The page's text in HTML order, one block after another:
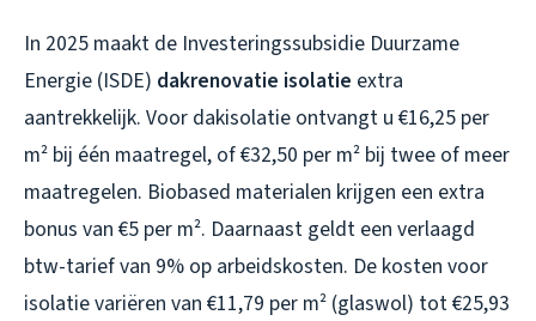
In 2025 maakt de Investeringssubsidie Duurzame
Energie (ISDE) dakrenovatie isolatie extra
aantrekkelijk. Voor dakisolatie ontvangt u €16,25 per
m² bij één maatregel, of €32,50 per m² bij twee of meer
maatregelen. Biobased materialen krijgen een extra
bonus van €5 per m². Daarnaast geldt een verlaagd
btw-tarief van 9% op arbeidskosten. De kosten voor
isolatie variëren van €11,79 per m² (glaswol) tot €25,93